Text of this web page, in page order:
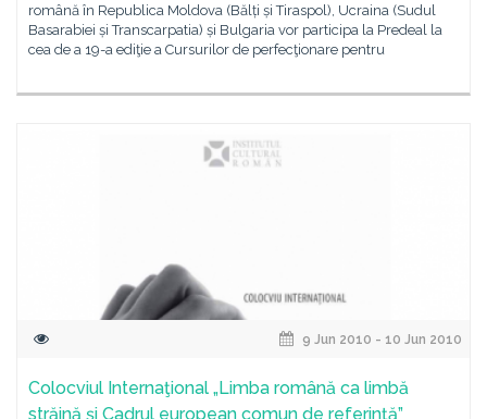
română în Republica Moldova (Bălți și Tiraspol), Ucraina (Sudul
Basarabiei și Transcarpatia) și Bulgaria vor participa la Predeal la
cea de a 19-a ediţie a Cursurilor de perfecţionare pentru
9 Jun 2010 - 10 Jun 2010
Colocviul Internaţional „Limba română ca limbă
străină şi Cadrul european comun de referinţă”